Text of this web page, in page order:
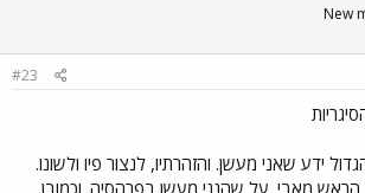
New
#23
אחי הגדול ידע שאני מעשן. והזהרתיו, לנצור פיו ולשונו.
מאבי. על שהנני מעשן בפרהסיה. וכמובן,